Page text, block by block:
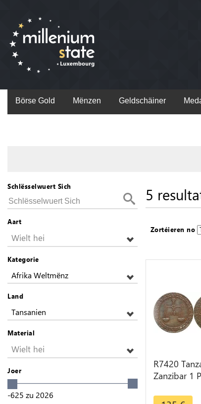
Börse Gold Mënzen Geldschäiner
Schlësselwuert Sich
Aart
Wielt hei
Kategorie
Afrika Weltmënz
Land
Tansanien
Material
Wielt hei
Joer
-625 zu 2026
5
Zortéieren no
R7420
Zanzibar 1
AH 1299